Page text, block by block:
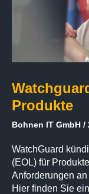
Produkte
Bohnen IT GmbH
WatchGuard
(EOL) für
Anforderungen
Hier finden Sie